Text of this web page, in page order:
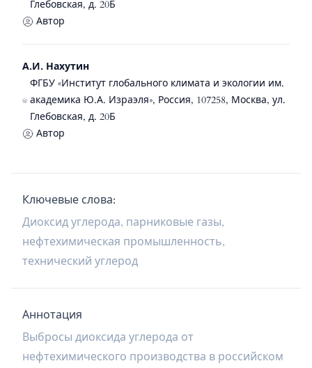
Глебовская, д. 20Б
Автор
А.И. Нахутин
ФГБУ «Институт глобального климата и экологии им.
академика Ю.А. Израэля», Россия, 107258, Москва, ул.
Глебовская, д. 20Б
Автор
Ключевые слова:
Диоксид углерода, парниковые газы,
нефтехимическая промышленность,
технический углерод
Аннотация
Выбросы диоксида углерода от
нефтехимического производства в российском